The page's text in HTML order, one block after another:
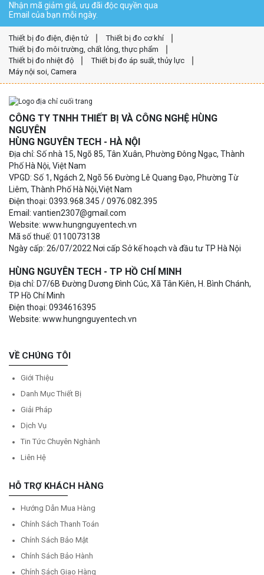
Nhận mã giảm giá, ưu đãi độc quyền qua
Email của bạn mỗi ngày.
Thiết bị đo điện, điện tử
Thiết bị đo cơ khí
Thiết bị đo môi trường, chất lỏng, thực phẩm
Thiết bị đo nhiệt độ
Thiết bị đo áp suất, thủy lực
Máy nội soi, Camera
CÔNG TY TNHH THIẾT BỊ VÀ CÔNG NGHỆ HÙNG
NGUYÊN
HÙNG NGUYÊN TECH - HÀ NỘI
Địa chỉ: Số nhà 15, Ngõ 85, Tân Xuân, Phường Đông Ngạc, Thành
Phố Hà Nội, Việt Nam
VPGD: Số 1, Ngách 2, Ngõ 56 Đường Lê Quang Đạo, Phường Từ
Liêm, Thành Phố Hà Nội,Việt Nam
Điện thoại: 0393.968.345 / 0976.082.395
Email: vantien2307@gmail.com
Website: www.hungnguyentech.vn
Mã số thuế: 0110073138
Ngày cấp: 26/07/2022 Nơi cấp Sở kế hoạch và đầu tư TP Hà Nội
HÙNG NGUYÊN TECH - TP HỒ CHÍ MINH
Địa chỉ: D7/6B Đường Dương Đình Cúc, Xã Tân Kiên, H. Bình Chánh,
TP Hồ Chí Minh
Điện thoại: 0934616395
Website: www.hungnguyentech.vn
VỀ CHÚNG TÔI
Giới Thiệu
Danh Mục Thiết Bị
Giải Pháp
Dịch Vụ
Tin Tức Chuyên Nghành
Liên Hệ
HỖ TRỢ KHÁCH HÀNG
Hướng Dẫn Mua Hàng
Chính Sách Thanh Toán
Chính Sách Bảo Mật
Chính Sách Bảo Hành
Chính Sách Giao Hàng